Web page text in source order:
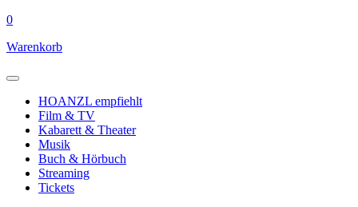
0
Warenkorb
HOANZL empfiehlt
Film & TV
Kabarett & Theater
Musik
Buch & Hörbuch
Streaming
Tickets